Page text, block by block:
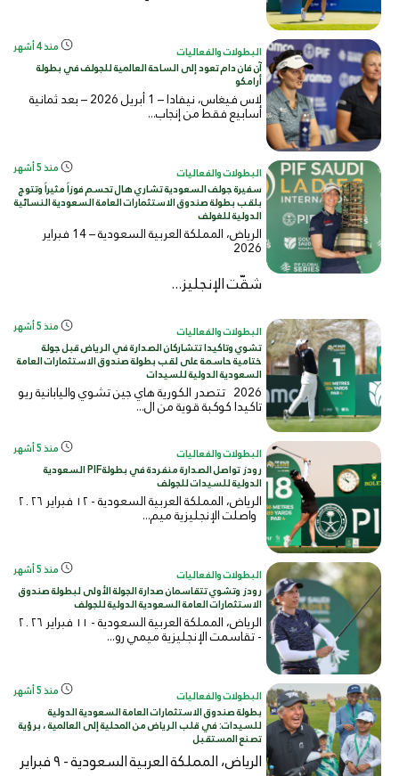
البطولات والفعاليات منذ 4 أشهر
آن فان دام تعود إلى الساحة العالمية للجولف في بطولة
أرامكو
لاس فيغاس، نيفادا – 1 أبريل 2026 – بعد ثمانية
أسابيع فقط من إنجاب...
البطولات والفعاليات منذ 5 أشهر
سفيرة جولف السعودية تشاري هال تحسم فوزاً مثيراً وتتوج
بلقب بطولة صندوق الاستثمارات العامة السعودية النسائية
الدولية للغولف
الرياض، المملكة العربية السعودية – 14 فبراير
2026
شقّت الإنجليز...
البطولات والفعاليات منذ 5 أشهر
تشوي وتاكيدا تتشاركان الصدارة في الرياض قبل جولة
ختامية حاسمة على لقب بطولة صندوق الاستثمارات العامة
السعودية الدولية للسيدات
2026 تتصدر الكورية هاي جين تشوي واليابانية ريو
تاكيدا كوكبة قوية من ال...
البطولات والفعاليات منذ 5 أشهر
رودز تواصل الصدارة منفردة في بطولةPIF السعودية
الدولية للسيدات للجولف
الرياض، المملكة العربية السعودية - ١٢ فبراير ٢٠٢٦
واصلت الإنجليزية ميم...
البطولات والفعاليات منذ 5 أشهر
رودز وتشوي تتقاسمان صدارة الجولة الأولى لبطولة صندوق
الاستثمارات العامة السعودية الدولية للجولف
الرياض، المملكة العربية السعودية - ١١ فبراير ٢٠٢٦
- تقاسمت الإنجليزية ميمي رو...
البطولات والفعاليات منذ 5 أشهر
بطولة صندوق الاستثمارات العامة السعودية الدولية
للسيدات: في قلب الرياض من المحلية إلى العالمية ، برؤية
تصنع المستقبل
الرياض، المملكة العربية السعودية - ٩ فبراير